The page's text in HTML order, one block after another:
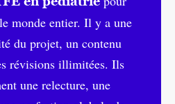
monde entier. Il y a une
du projet, un contenu
révisions illimitées. Ils
une relecture, une